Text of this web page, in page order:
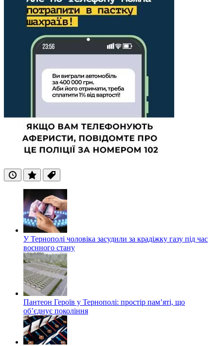
ОстанніПопулярні
Теги
У Тернополі чоловіка засудили за крадіжку газу під час
воєнного стану
Пантеон Героїв у Тернополі: простір пам’яті, що
об’єднує покоління